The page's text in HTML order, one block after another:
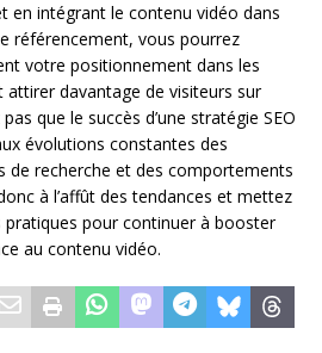
en intégrant le contenu vidéo dans
référencement, vous pourrez
votre positionnement dans les
attirer davantage de visiteurs sur
que le succès d’une stratégie SEO
évolutions constantes des
de recherche et des comportements
à l’affût des tendances et mettez
pour continuer à booster
au contenu vidéo.